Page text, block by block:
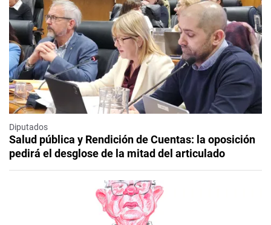
Diputados
Salud pública y Rendición de Cuentas: la oposición
pedirá el desglose de la mitad del articulado